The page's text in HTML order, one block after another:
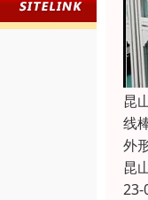
昆
线
外
昆
23-